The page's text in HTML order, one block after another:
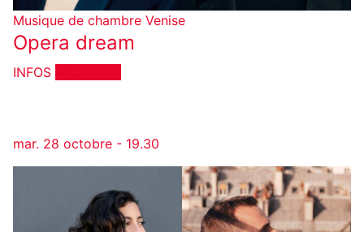
Musique de chambre Venise
Opera dream
INFOS
mar. 28 octobre - 19.30